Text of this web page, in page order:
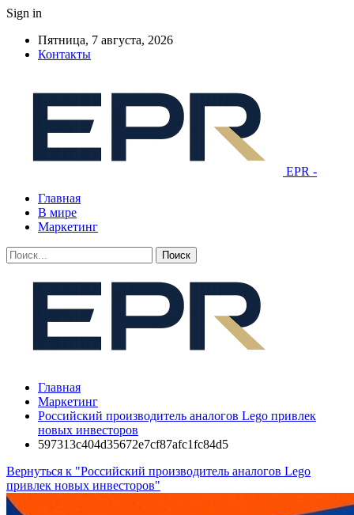
Sign in
Пятница, 7 августа, 2026
Контакты
EPR -
Главная
В мире
Маркетинг
Главная
Маркетинг
Российский производитель аналогов Lego привлек
новых инвесторов
597313c404d35672e7cf87afc1fc84d5
Вернуться к "Российский производитель аналогов Lego
привлек новых инвесторов"